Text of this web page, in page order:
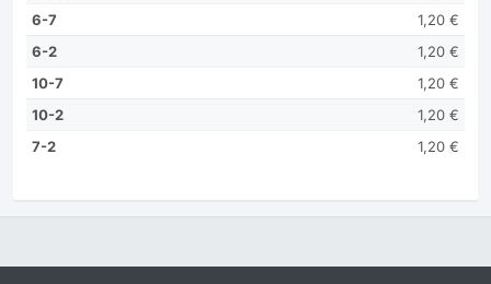
6-7
1,20 €
6-2
1,20 €
10-7
1,20 €
10-2
1,20 €
7-2
1,20 €